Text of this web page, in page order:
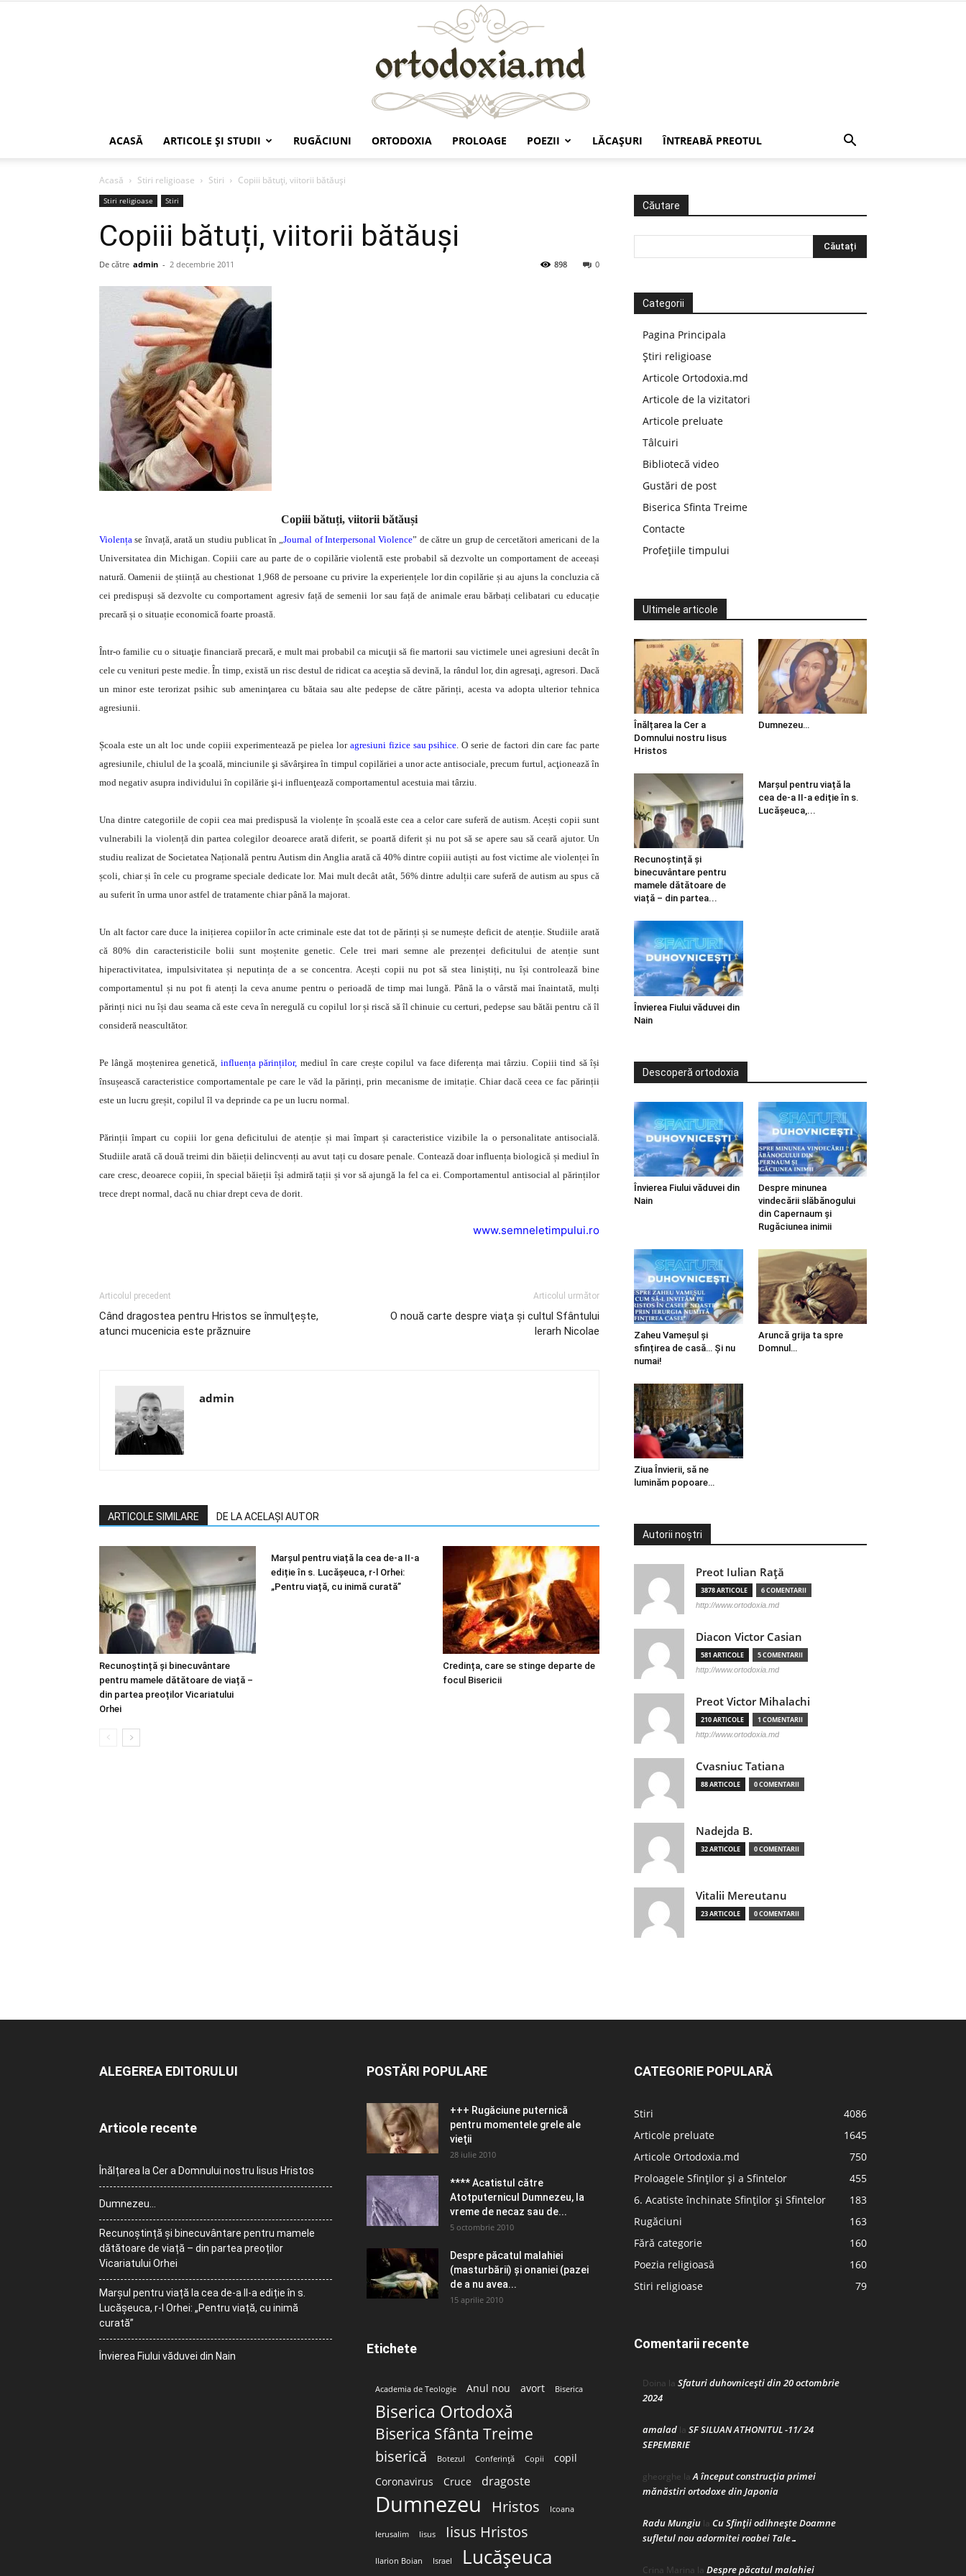
ACASĂ ARTICOLE ŞI STUDII RUGĂCIUNI ORTODOXIA PROLOAGE POEZII LĂCAŞURI ÎNTREABĂ PREOTUL
Acasă Stiri religioase Stiri Copiii bătuți, viitorii bătăuși
Stiri religioase Stiri
Copiii bătuți, viitorii bătăuși
De către admin - 2 decembrie 2011 0
898
Copiii bătuți, viitorii bătăuși
Violențase învață, arată un studiu publicat în „Journal of Interpersonal Violence” de către un grup de cercetători americani de la
Universitatea din Michigan. Copiii care au parte de o copilărie violentă este probabil să dezvolte un comportament de aceeași
natură. Oamenii de știință au chestionat 1,968 de persoane cu privire la experiențele lor din copilărie și au ajuns la concluzia că
cei predispuși să dezvolte cu comportament agresiv față de semenii lor sau față de animale erau bărbați celibatari cu educație
precară și o situație economică foarte proastă.
Într-o familie cu o situaţie financiară precară, e mult mai probabil ca micuţii să fie martorii sau victimele unei agresiuni decât în
cele cu venituri peste medie. În timp, există un risc destul de ridicat ca aceştia să devină, la rândul lor, din agresaţi, agresori. Dacă
un minor este terorizat psihic sub ameninţarea cu bătaia sau alte pedepse de către părinți, acesta va adopta ulterior tehnica
agresiunii.
Școala este un alt loc unde copiii experimentează pe pielea lor agresiuni fizice sau psihice. O serie de factori din care fac parte
agresiunile, chiulul de la şcoală, minciunile şi săvârşirea în timpul copilăriei a unor acte antisociale, precum furtul, acţionează în
mod negativ asupra individului în copilărie şi-i influenţează comportamentul acestuia mai târziu.
Una dintre categoriile de copii cea mai predispusă la violențe în școală este cea a celor care suferă de autism. Acești copii sunt
vulnerabili la violență din partea colegilor deoarece arată diferit, se poartă diferit și nu pot să se apere sau să ceară ajutor. Un
studiu realizat de Societatea Națională pentru Autism din Anglia arată că 40% dintre copiii autiști au fost victime ale violenței în
școli, chiar și în cele cu programe speciale dedicate lor. Mai mult decât atât, 56% dintre adulții care suferă de autism au spus că
au suferit în urma unor astfel de tratamente chiar până la majorat.
Un alt factor care duce la inițierea copiilor în acte criminale este dat tot de părinți și se numește deficit de atenție. Studiile arată
că 80% din caracteristicile bolii sunt moștenite genetic. Cele trei mari semne ale prezenței deficitului de atenție sunt
hiperactivitatea, impulsivitatea și neputința de a se concentra. Acești copii nu pot să stea liniștiți, nu își controlează bine
comportamentul și nu pot fi atenți la ceva anume pentru o perioadă de timp mai lungă. Până la o vârstă mai înaintată, mulți
părinți nici nu își dau seama că este ceva în neregulă cu copilul lor și riscă să îl chinuie cu certuri, pedepse sau bătăi pentru că îl
consideră neascultător.
Pe lângă moștenirea genetică, influența părinților, mediul în care crește copilul va face diferența mai târziu. Copiii tind să își
însușească caracteristice comportamentale pe care le văd la părinți, prin mecanisme de imitație. Chiar dacă ceea ce fac părinții
este un lucru greșit, copilul îl va deprinde ca pe un lucru normal.
Părinții împart cu copiii lor gena deficitului de atenție și mai împart și caracteristice vizibile la o personalitate antisocială.
Studiile arată că două treimi din băieții delincvenți au avut tați cu dosare penale. Contează doar influența biologică și mediul în
care cresc, deoarece copiii, în special băieții își admiră tații și vor să ajungă la fel ca ei. Comportamentul antisocial al părinților
trece drept normal, dacă nu chiar drept ceva de dorit.
www.semneletimpului.ro
Articolul precedent
Când dragostea pentru Hristos se înmulţeşte,
atunci mucenicia este prăznuire
Articolul următor
O nouă carte despre viaţa şi cultul Sfântului
Ierarh Nicolae
admin
ARTICOLE SIMILARE DE LA ACELAȘI AUTOR
Recunoștință și binecuvântare
pentru mamele dătătoare de viață –
din partea preoților Vicariatului
Orhei
Marșul pentru viață la cea de-a II-a
ediție în s. Lucășeuca, r-l Orhei:
„Pentru viață, cu inimă curată”
Credința, care se stinge departe de
focul Bisericii
Căutare
Categorii
Pagina Principala
Știri religioase
Articole Ortodoxia.md
Articole de la vizitatori
Articole preluate
Tâlcuiri
Bibliotecă video
Gustări de post
Biserica Sfinta Treime
Contacte
Profețiile timpului
Ultimele articole
Înălțarea la Cer a
Domnului nostru Iisus
Hristos
Dumnezeu…
Recunoștință și
binecuvântare pentru
mamele dătătoare de
viață – din partea...
Marșul pentru viață la
cea de-a II-a ediție în s.
Lucășeuca,...
Învierea Fiului văduvei din
Nain
Descoperă ortodoxia
Învierea Fiului văduvei din
Nain
Despre minunea
vindecării slăbănogului
din Capernaum și
Rugăciunea inimii
Zaheu Vameșul și
sfințirea de casă… Și nu
numai!
Aruncă grija ta spre
Domnul…
Ziua Învierii, să ne
luminăm popoare…
Autorii noștri
Preot Iulian Raţă
3878 ARTICOLE 6 COMENTARII
http://www.ortodoxia.md
Diacon Victor Casian
581 ARTICOLE 5 COMENTARII
http://www.ortodoxia.md
Preot Victor Mihalachi
210 ARTICOLE 1 COMENTARII
http://www.ortodoxia.md
Cvasniuc Tatiana
88 ARTICOLE 0 COMENTARII
Nadejda B.
32 ARTICOLE 0 COMENTARII
Vitalii Mereutanu
23 ARTICOLE 0 COMENTARII
ALEGEREA EDITORULUI
Articole recente
Înălțarea la Cer a Domnului nostru Iisus Hristos
Dumnezeu…
Recunoștință și binecuvântare pentru mamele
dătătoare de viață – din partea preoților
Vicariatului Orhei
Marșul pentru viață la cea de-a II-a ediție în s.
Lucășeuca, r-l Orhei: „Pentru viață, cu inimă
curată”
Învierea Fiului văduvei din Nain
POSTĂRI POPULARE
+++ Rugăciune puternică
pentru momentele grele ale
vieţii
28 iulie 2010
**** Acatistul către
Atotputernicul Dumnezeu, la
vreme de necaz sau de...
5 octombrie 2010
Despre păcatul malahiei
(masturbării) şi onaniei (pazei
de a nu avea...
15 aprilie 2010
Etichete
Academia de Teologie Anul nou avort Biserica
Biserica Ortodoxă
Biserica Sfânta Treime
biserică Botezul Conferință Copii
copil
Coronavirus
Cruce dragoste
Dumnezeu Hristos Icoana
Ierusalim Iisus Iisus Hristos
Ilarion Boian Israel Lucășeuca
CATEGORIE POPULARĂ
Stiri
4086
Articole preluate
1645
Articole Ortodoxia.md
750
Proloagele Sfinților și a Sfintelor
455
6. Acatiste închinate Sfinților și Sfintelor
183
Rugăciuni
163
Fără categorie
160
Poezia religioasă
160
Stiri religioase
79
Comentarii recente
Doina la Sfaturi duhovnicești din 20 octombrie
2024
amalad la SF SILUAN ATHONITUL -11/ 24
SEPEMBRIE
gheorghe laA început construcţia primei
mănăstiri ortodoxe din Japonia
Radu Mungiu la Cu Sfinții odihnește Doamne
sufletul nou adormitei roabei Tale…
Crina Marina la Despre păcatul malahiei